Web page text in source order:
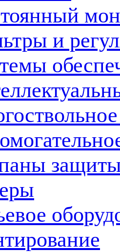
и